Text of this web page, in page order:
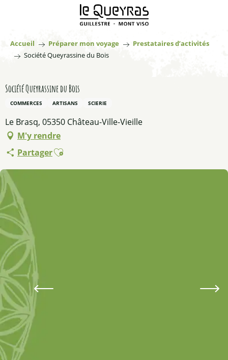
principal
Accueil Préparer mon voyage
Prestataires d’activités
Société Queyrassine du Bois
Société Queyrassine du Bois
COMMERCES ARTISANS SCIERIE
Le Brasq, 05350 Château-Ville-Vieille
M'y rendre
PartagerAjouter aux favoris